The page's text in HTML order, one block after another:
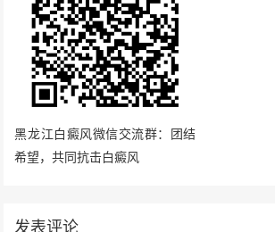
黑龙江白癜风微信交流群：团结
希望，共同抗击白癜风
发表评论